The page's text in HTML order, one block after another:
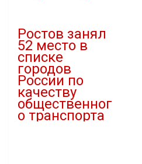
Ростов занял
52 место в
списке
городов
России по
качеству
общественног
о транспорта